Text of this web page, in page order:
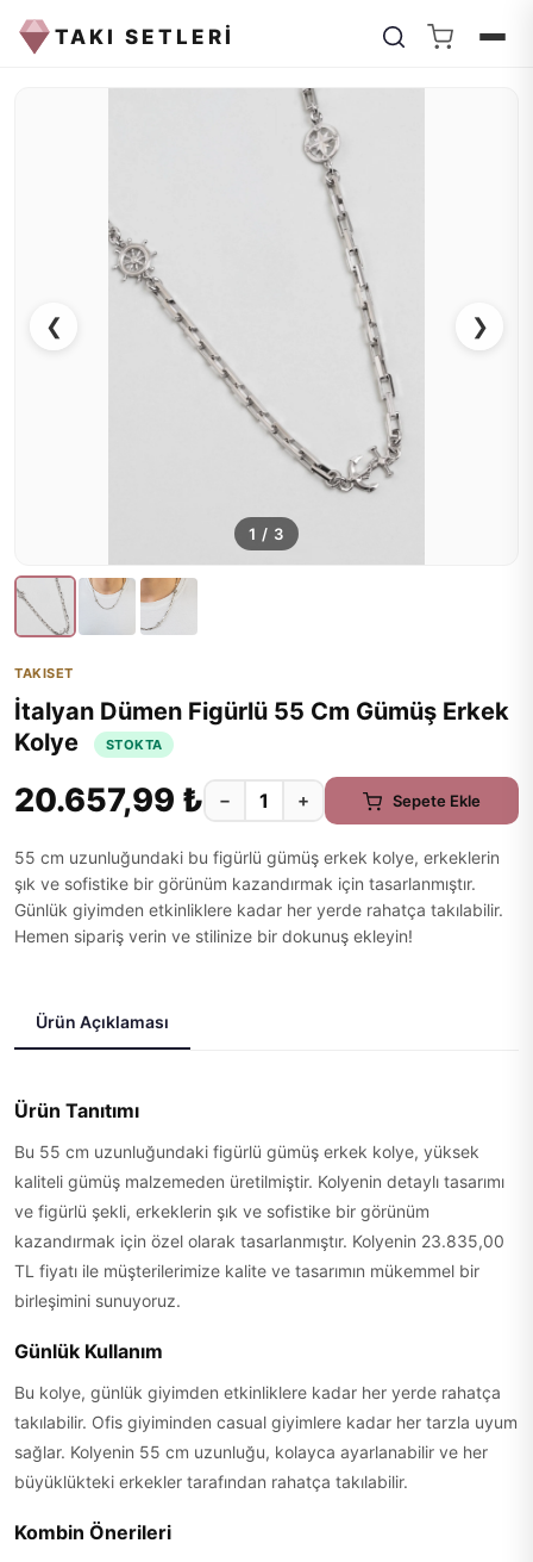
TAKI SETLERİ
❮ ❯
1 / 3
TAKISET
İtalyan Dümen Figürlü 55 Cm Gümüş Erkek
Kolye
STOKTA
20.657,99 ₺ − + Sepete Ekle
55 cm uzunluğundaki bu figürlü gümüş erkek kolye, erkeklerin
şık ve sofistike bir görünüm kazandırmak için tasarlanmıştır.
Günlük giyimden etkinliklere kadar her yerde rahatça takılabilir.
Hemen sipariş verin ve stilinize bir dokunuş ekleyin!
Ürün Açıklaması
Ürün Tanıtımı
Bu 55 cm uzunluğundaki figürlü gümüş erkek kolye, yüksek
kaliteli gümüş malzemeden üretilmiştir. Kolyenin detaylı tasarımı
ve figürlü şekli, erkeklerin şık ve sofistike bir görünüm
kazandırmak için özel olarak tasarlanmıştır. Kolyenin 23.835,00
TL fiyatı ile müşterilerimize kalite ve tasarımın mükemmel bir
birleşimini sunuyoruz.
Günlük Kullanım
Bu kolye, günlük giyimden etkinliklere kadar her yerde rahatça
takılabilir. Ofis giyiminden casual giyimlere kadar her tarzla uyum
sağlar. Kolyenin 55 cm uzunluğu, kolayca ayarlanabilir ve her
büyüklükteki erkekler tarafından rahatça takılabilir.
Kombin Önerileri